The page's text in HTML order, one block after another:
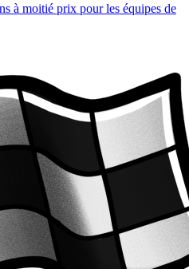
à moitié prix pour les équipes de